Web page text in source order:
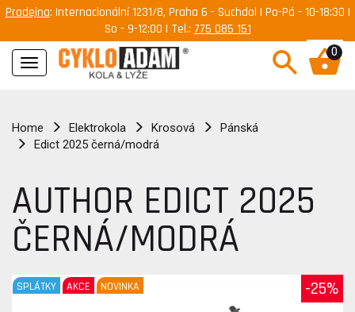
Prodejna: Internacionální 1231/8, Praha 6 - Suchdol | Po-Pá - 10-18:30 |
So - 9-12:00 | Tel.: 775 085 151
Navigace
0
Home Elektrokola Krosová
Pánská
Edict 2025 černá/modrá
AUTHOR EDICT 2025
ČERNÁ/MODRÁ
-25%
SPLÁTKY AKCE NOVINKA